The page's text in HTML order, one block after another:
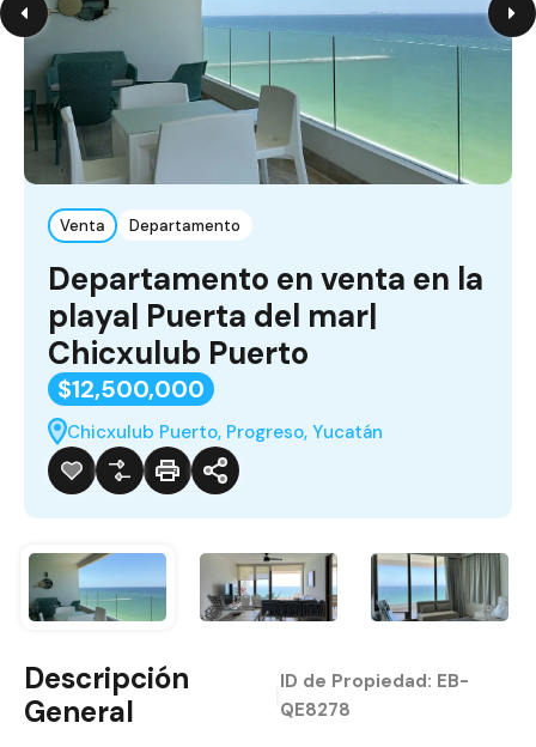
Venta Departamento
Departamento en venta en la
playa| Puerta del mar|
Chicxulub Puerto
$12,500,000
Chicxulub Puerto, Progreso, Yucatán
Descripción
General
ID de Propiedad: EB-
QE8278